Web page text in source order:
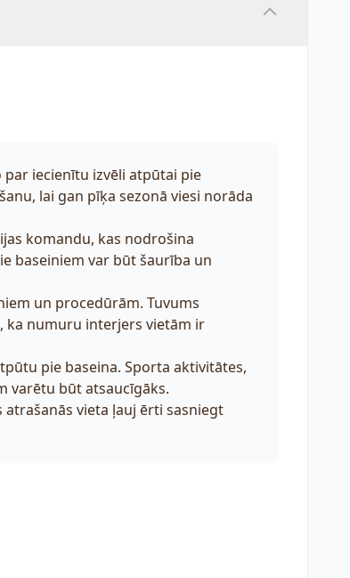
par iecienītu izvēli atpūtai pie
lai gan pīķa sezonā viesi norāda
komandu, kas nodrošina
baseiniem var būt šaurība un
un procedūrām. Tuvums
ka numuru interjers vietām ir
pie baseina. Sporta aktivitātes,
varētu būt atsaucīgāks.
vieta ļauj ērti sasniegt